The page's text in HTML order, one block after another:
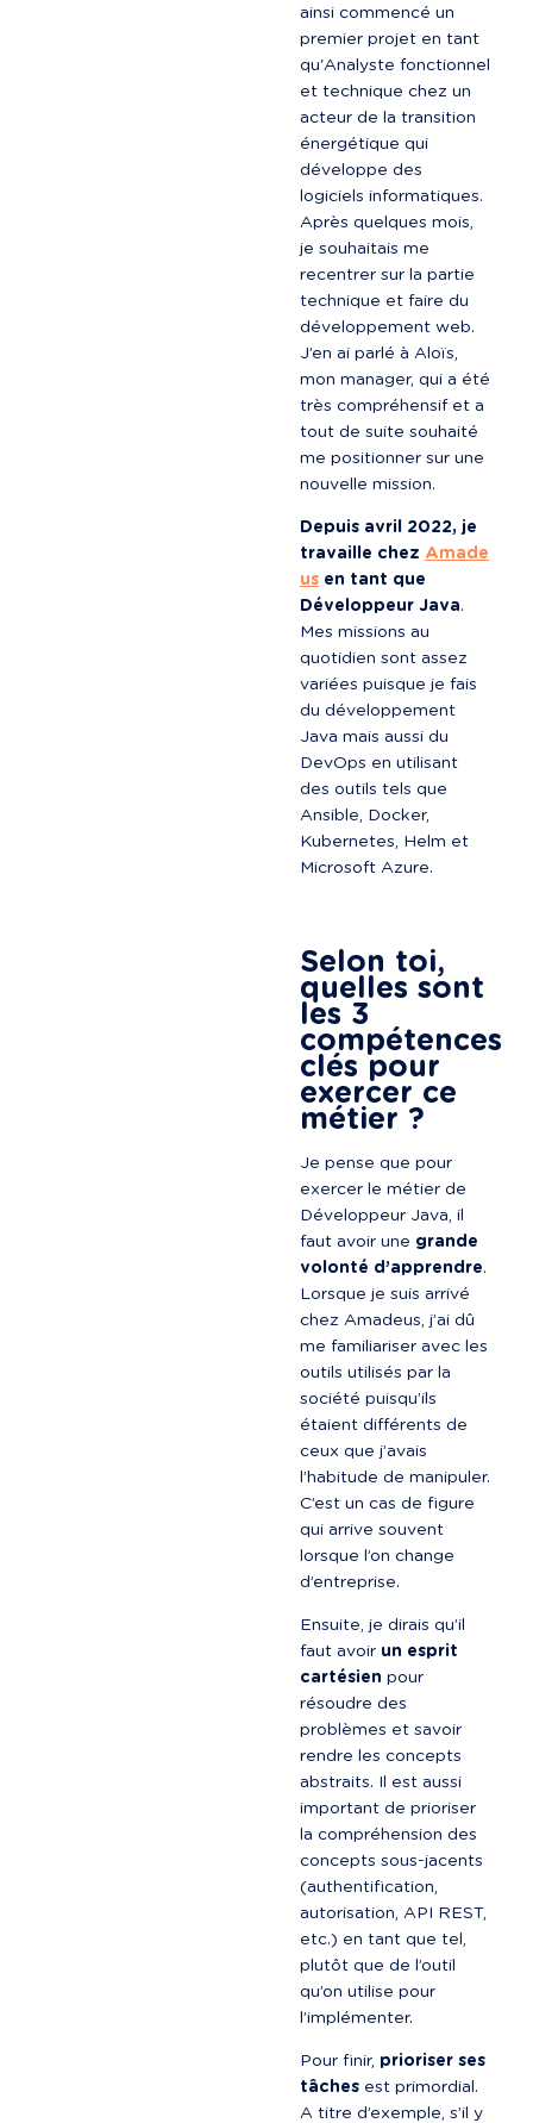
ainsi commencé un
premier projet en tant
qu'Analyste fonctionnel
et technique chez un
acteur de la transition
énergétique qui
développe des
logiciels informatiques.
Après quelques mois,
je souhaitais me
recentrer sur la partie
technique et faire du
développement web.
J’en ai parlé à Aloïs,
mon manager, qui a été
très compréhensif et a
tout de suite souhaité
me positionner sur une
nouvelle mission.
Depuis avril 2022, je
travaille chez Amade
us en tant que
Développeur Java.
Mes missions au
quotidien sont assez
variées puisque je fais
du développement
Java mais aussi du
DevOps en utilisant
des outils tels que
Ansible, Docker,
Kubernetes, Helm et
Microsoft Azure.
Selon toi,
quelles sont
les 3
compétences
clés pour
exercer ce
métier ?
Je pense que pour
exercer le métier de
Développeur Java, il
faut avoir une grande
volonté d’apprendre.
Lorsque je suis arrivé
chez Amadeus, j’ai dû
me familiariser avec les
outils utilisés par la
société puisqu’ils
étaient différents de
ceux que j’avais
l’habitude de manipuler.
C’est un cas de figure
qui arrive souvent
lorsque l’on change
d’entreprise.
Ensuite, je dirais qu’il
faut avoir un esprit
cartésien pour
résoudre des
problèmes et savoir
rendre les concepts
abstraits. Il est aussi
important de prioriser
la compréhension des
concepts sous-jacents
(authentification,
autorisation, API REST,
etc.) en tant que tel,
plutôt que de l’outil
qu’on utilise pour
l’implémenter.
Pour finir, prioriser ses
tâches est primordial.
A titre d’exemple, s’il y